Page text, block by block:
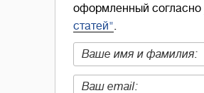
оформленный согласно
статей".